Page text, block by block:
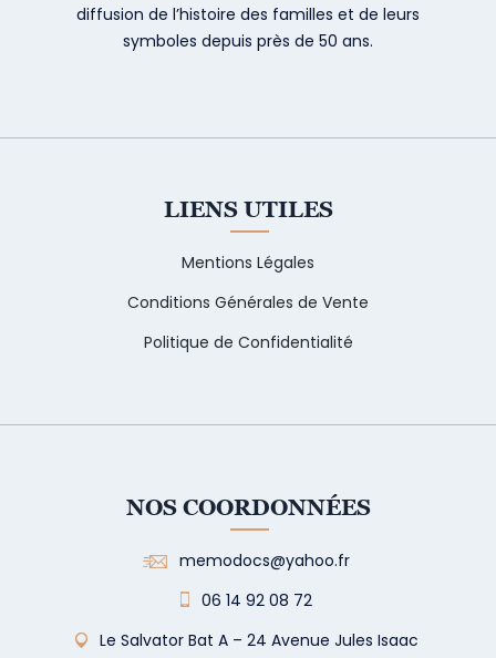
diffusion de l’histoire des familles et de leurs
symboles depuis près de 50 ans.
LIENS UTILES
Mentions Légales
Conditions Générales de Vente
Politique de Confidentialité
NOS COORDONNÉES
memodocs@yahoo.fr
06 14 92 08 72
Le Salvator Bat A – 24 Avenue Jules Isaac